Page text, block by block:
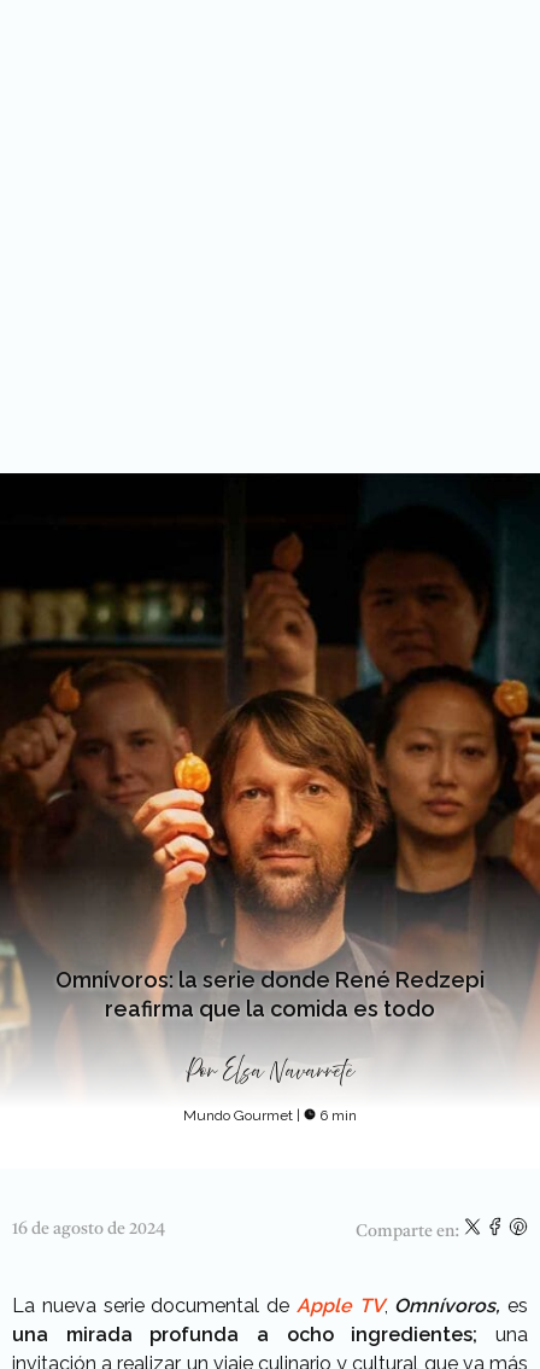
Omnívoros: la serie donde René Redzepi
reafirma que la comida es todo
Por Elsa Navarrete
Mundo Gourmet 6 min
16 de agosto de 2024 Comparte en:
La nueva serie documental de Apple TV, Omnívoros, es
una mirada profunda a ocho ingredientes; una
invitación a realizar un viaje culinario y cultural que va más